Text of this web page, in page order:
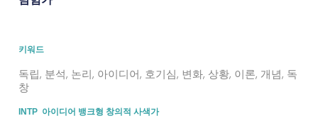
키워드
독립, 분석, 논리, 아이디어, 호기심, 변화, 상황, 이론, 개념, 독
창
INTP 아이디어 뱅크형 창의적 사색가